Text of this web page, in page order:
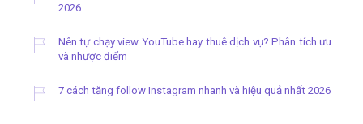
2026
Nên tự chạy view YouTube hay thuê dịch vụ? Phân tích ưu
và nhược điểm
7 cách tăng follow Instagram nhanh và hiệu quả nhất 2026